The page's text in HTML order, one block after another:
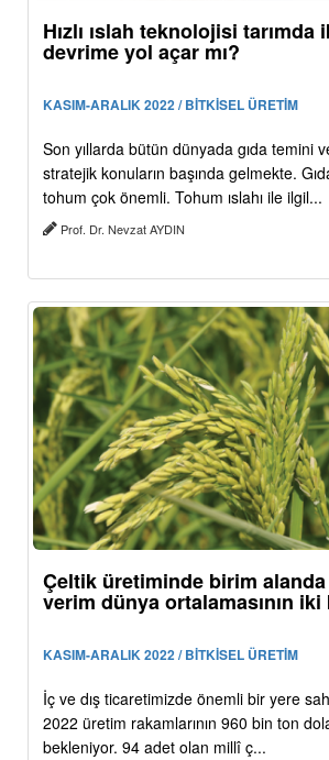
Hızlı ıslah teknolojisi
devrime yol açar mı?
KASIM-ARALIK 2022 / BİTKİSEL ÜRETİM
Son yıllarda bütün dünyada gıda temini
stratejik konuların başında gelmekte.
tohum çok önemli. Tohum ıslahı ile ilgil...
Prof. Dr. Nevzat AYDIN
Çeltik üretiminde birim alanda
verim dünya ortalamasının iki
KASIM-ARALIK 2022 / BİTKİSEL ÜRETİM
İç ve dış ticaretimizde önemli bir yere
2022 üretim rakamlarının 960 bin ton
bekleniyor. 94 adet olan millî ç...